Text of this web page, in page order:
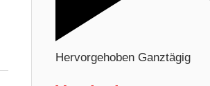
Hervorgehoben Ganztägig